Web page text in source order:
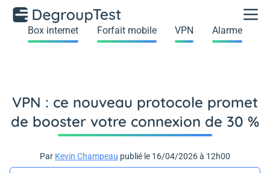
Box internet Forfait mobile VPN Alarme
VPN : ce nouveau protocole promet
de booster votre connexion de 30 %
Par Kevin Champeau publié le 16/04/2026 à 12h00